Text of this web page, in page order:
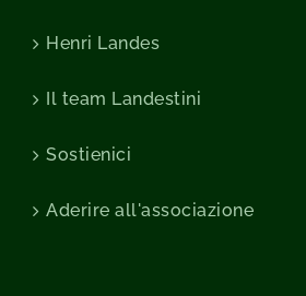
Henri Landes
Il team Landestini
Sostienici
Aderire all'associazione